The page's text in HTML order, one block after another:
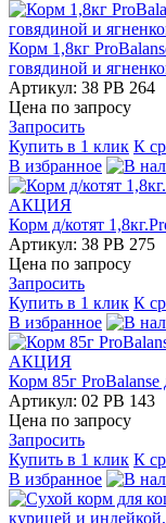
Корм 1,8кг
говядиной и
Артикул: 38 PB 264
Цена по запросу
Запросить
Купить в 1 клик К
В избранное
Корм д/котят
Артикул: 38 PB 275
Цена по запросу
Запросить
Купить в 1 клик К
В избранное
Корм 85г
Артикул: 02 PB 143
Цена по запросу
Запросить
Купить в 1 клик К
В избранное